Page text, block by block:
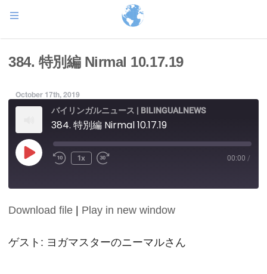
384. 特別編 Nirmal 10.17.19
October 17th, 2019
バイリンガルニュース | BILINGUALNEWS
384. 特別編 Nirmal 10.17.19
Play
Episode
1x 00:00 /
SHARE
LINK
Download file Play in new window
ゲスト: ヨガマスターのニーマルさん